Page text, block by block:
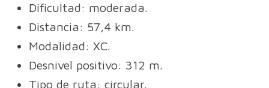
Dificultad: moderada.
Distancia: 57,4 km.
Modalidad: XC.
Desnivel positivo: 312 m.
Tipo de ruta: circular.